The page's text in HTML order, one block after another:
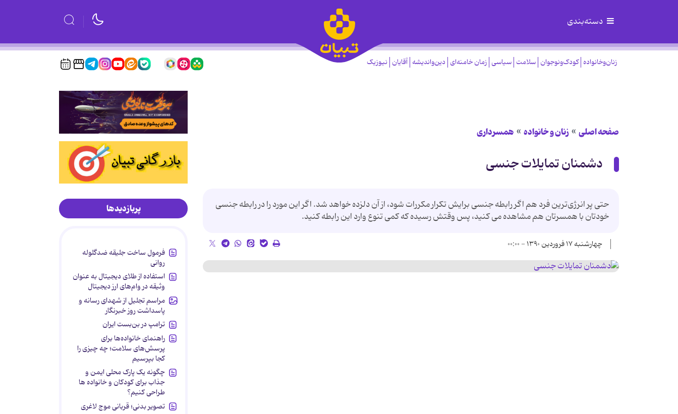
دسته‌بندی
زنان‌وخانواده کودک‌ونوجوان سلامت سیاسی زمان خامنه‌ای دین‌واندیشه آقایان نیوزیک
صفحه اصلی زنان و خانواده همسرداری
دشمنان تمایلات جنسی
حتی پر انرژی‌ترین فرد هم اگر رابطه جنسی برایش تکرار مکررات شود، از آن دلزده خواهد شد. اگر این مورد را در رابطه جنسی
خودتان با همسرتان هم مشاهده می کنید، پس وقتش رسیده که کمی تنوع وارد این رابطه کنید.
چهارشنبه ۱۷ فروردین ۱۳۹۰ - ۰۰:۰۰
پربازدیدها
فرمول ساخت جلیقه ضدگلوله
روانی
استفاده از طلای دیجیتال به عنوان
وثیقه در وام‌های ارز دیجیتال
مراسم تجلیل از شهدای رسانه و
پاسداشت روز خبرنگار
ترامپ در بن‌بست ایران
راهنمای خانواده‌ها برای
پرسش‌های سلامت؛ چه چیزی را
کجا بپرسیم
چگونه یک پارک محلی ایمن و
جذاب برای کودکان و خانواده ها
طراحی کنیم؟
تصویر بدنی؛ قربانی موج لاغری